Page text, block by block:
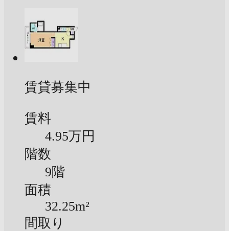
賃貸募集中
賃料
4.95万円
階数
9階
面積
32.25m²
間取り